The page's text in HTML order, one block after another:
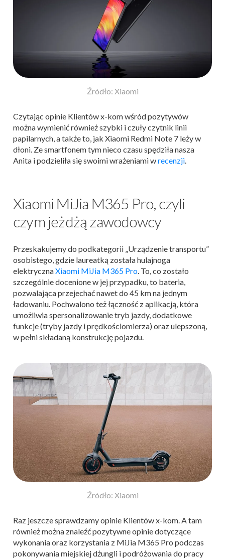
Źródło: Xiaomi
Czytając opinie Klientów x-kom wśród pozytywów
można wymienić również szybki i czuły czytnik linii
papilarnych, a także to, jak Xiaomi Redmi Note 7 leży w
dłoni. Ze smartfonem tym nieco czasu spędziła nasza
Anita i podzieliła się swoimi wrażeniami wrecenzji
Xiaomi MiJia M365 Pro, czyli
czym jeżdżą zawodowcy
Przeskakujemy do podkategorii „Urządzenie transportu”
osobistego, gdzie laureatką została hulajnoga
elektrycznaXiaomi MiJia M365 Pro . To, co zostało
szczególnie docenione w jej przypadku, to bateria,
pozwalająca przejechać nawet do 45 km na jednym
ładowaniu. Pochwalono też łączność z aplikacją, która
umożliwia spersonalizowanie tryb jazdy, dodatkowe
funkcje (tryby jazdy i prędkościomierza) oraz ulepszoną,
w pełni składaną konstrukcję pojazdu.
Źródło: Xiaomi
Raz jeszcze sprawdzamy opinie Klientów x-kom. A tam
również można znaleźć pozytywne opinie dotyczące
wykonania oraz korzystania z MiJia M365 Pro podczas
pokonywania miejskiej dżungli i podróżowania do pracy